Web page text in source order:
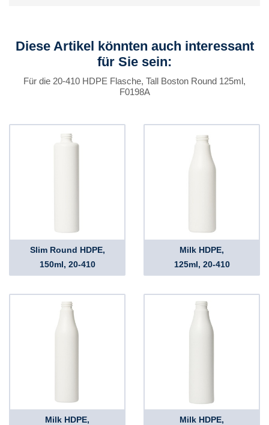
Diese Artikel könnten auch interessant
für Sie sein:
Für die 20-410 HDPE Flasche, Tall Boston Round 125ml,
F0198A
Slim Round HDPE,
150ml, 20-410
Milk HDPE,
125ml, 20-410
Milk HDPE,
Milk HDPE,